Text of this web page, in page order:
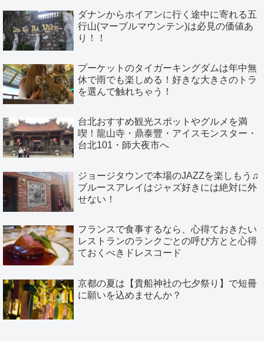
ダナンからホイアンに行く途中に寄れる五
行山(マーブルマウンテン)は必見の価値あ
り！！
プーケットのタイガーキングダムは年中無
休で雨でも楽しめる！好きな大きさのトラ
を選んで触れちゃう！
台北おすすめ観光スポットやグルメを満
喫！龍山寺・鼎泰豐・アイスモンスター・
台北101・師大夜市へ
ジョージタウンで本場のJAZZを楽しもう♫
ブルースアレイはジャズ好きには絶対に外
せない！
フランスで食事するなら、心得ておきたい
レストランのランクごとの呼び方とと心得
ておくべきドレスコード
京都の夏は【貴船神社の七夕祭り】で短冊
に願いを込めませんか？